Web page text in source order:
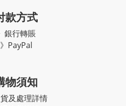
款方式
銀行轉賬
》PayPal
物須知
及處理詳情